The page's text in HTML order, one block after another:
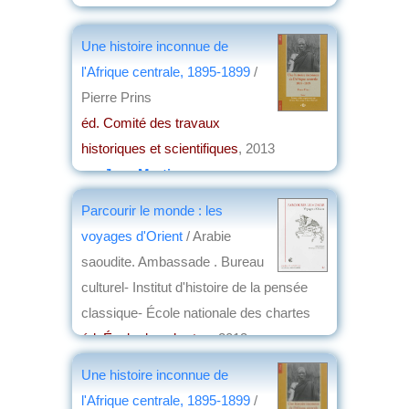
Une histoire inconnue de
l'Afrique centrale, 1895-1899 /
Pierre Prins
éd. Comité des travaux
historiques et scientifiques, 2013
parJean Martin
Parcourir le monde : les
voyages d'Orient / Arabie
saoudite. Ambassade . Bureau
culturel- Institut d'histoire de la pensée
classique- École nationale des chartes
éd. École des chartes, 2013
Une histoire inconnue de
l'Afrique centrale, 1895-1899 /